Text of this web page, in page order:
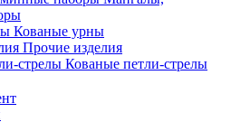
Кованые урны
Прочие изделия
Кованые петли-стрелы